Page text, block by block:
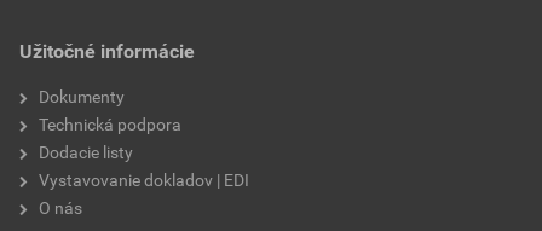
Užitočné informácie
Dokumenty
Technická podpora
Dodacie listy
Vystavovanie dokladov | EDI
O nás